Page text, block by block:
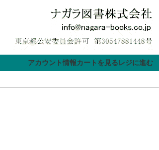
アカウント情報カートを見るレジに進む